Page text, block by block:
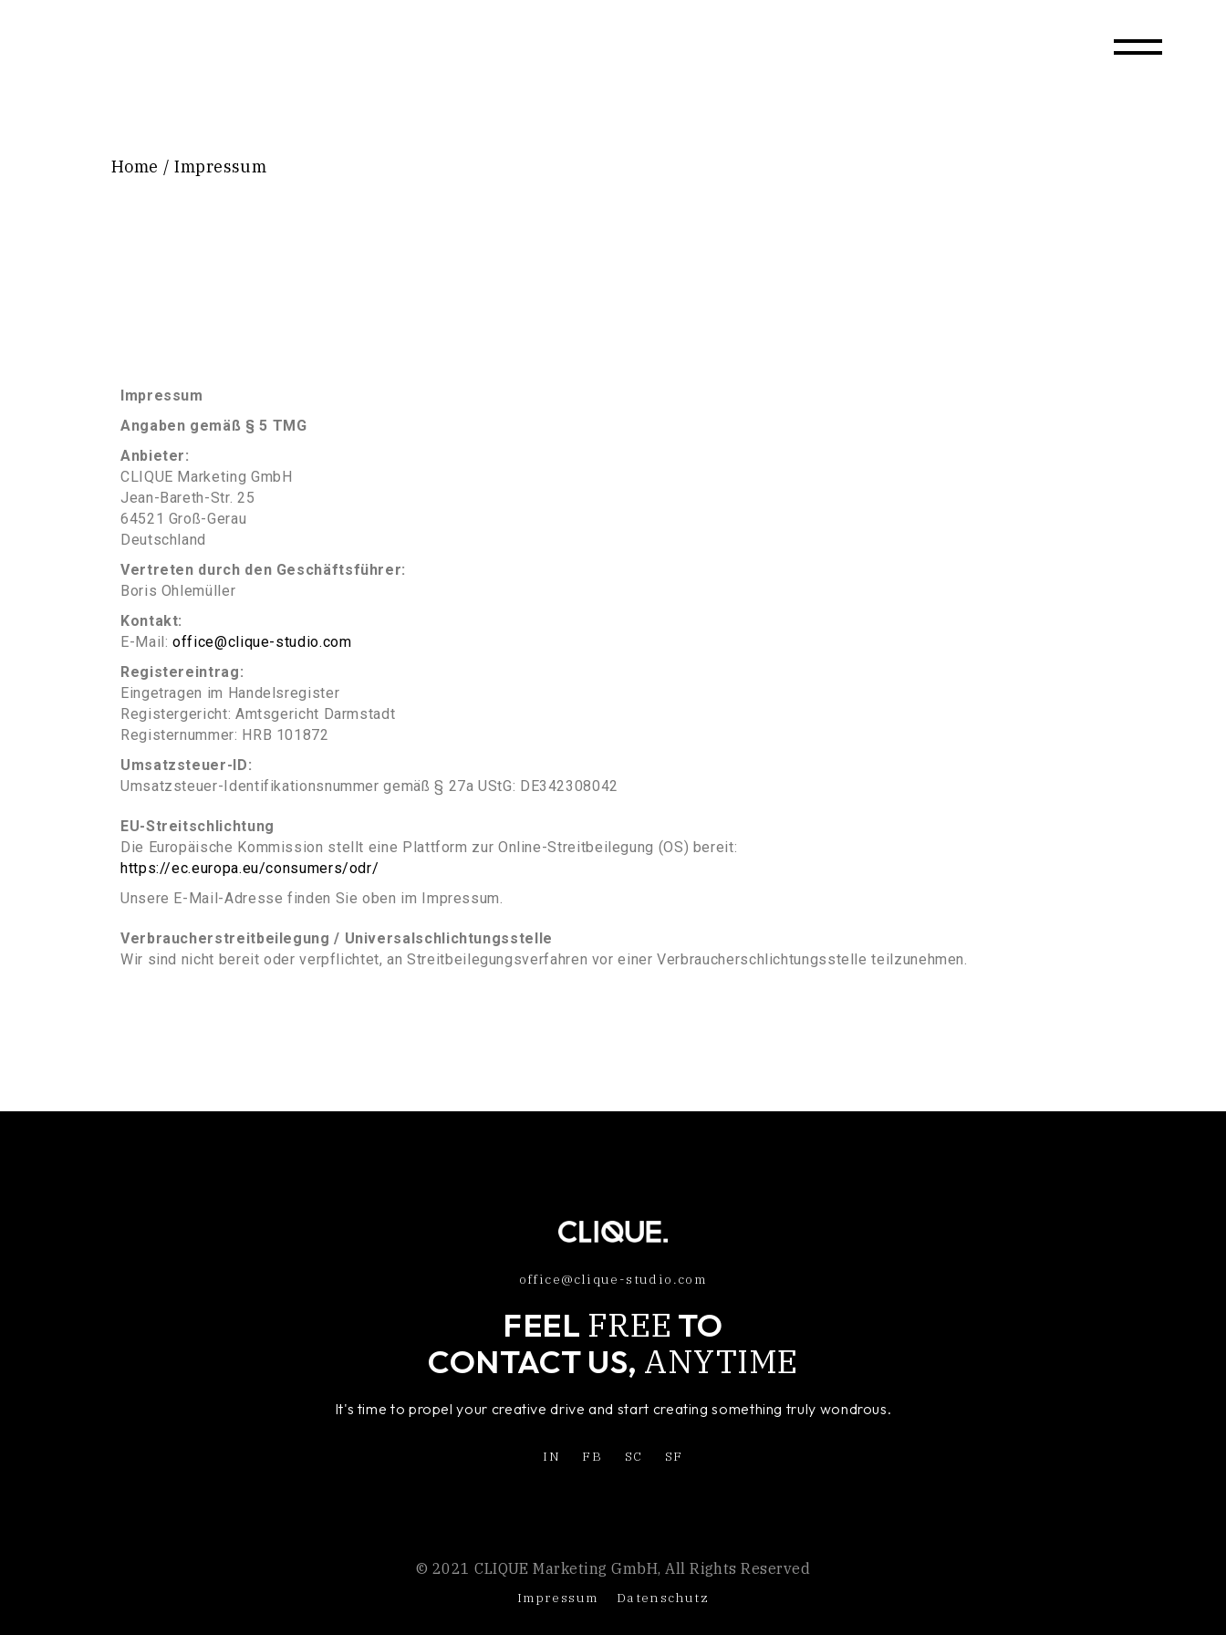
Home Impressum
Impressum
Angaben gemäß § 5 TMG
Anbieter:
CLIQUE Marketing GmbH
Jean-Bareth-Str. 25
64521 Groß-Gerau
Deutschland
Vertreten durch den Geschäftsführer:
Boris Ohlemüller
Kontakt:
E-Mail:office@clique-studio.com
Registereintrag:
Eingetragen im Handelsregister
Registergericht: Amtsgericht Darmstadt
Registernummer: HRB 101872
Umsatzsteuer-ID:
Umsatzsteuer-Identifikationsnummer gemäß § 27a UStG: DE342308042
EU-Streitschlichtung
Die Europäische Kommission stellt eine Plattform zur Online-Streitbeilegung (OS) bereit:
https://ec.europa.eu/consumers/odr/
Unsere E-Mail-Adresse finden Sie oben im Impressum.
Verbraucherstreitbeilegung / Universalschlichtungsstelle
Wir sind nicht bereit oder verpflichtet, an Streitbeilegungsverfahren vor einer Verbraucherschlichtungsstelle teilzunehmen.
office@clique-studio.com
FEEL FREE TO
CONTACT US, ANYTIME
It's time to propel your creative drive and start creating something truly wondrous.
IN FB SC SF
© 2021 CLIQUE Marketing GmbH, All Rights Reserved
Impressum Datenschutz